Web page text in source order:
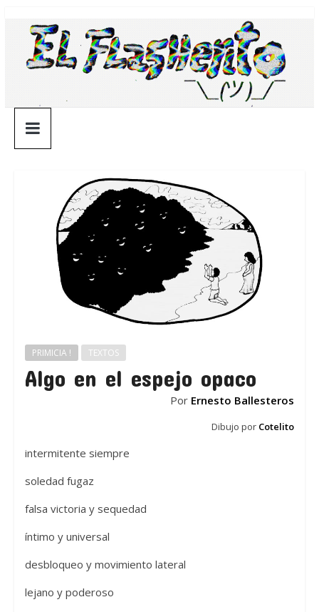
contenido
¯\_(ツ)_/
¯
PRIMICIA ! TEXTOS
Algo en el espejo opaco
Por Ernesto Ballesteros
Dibujo por Cotelito
intermitente siempre
soledad fugaz
falsa victoria y sequedad
íntimo y universal
desbloqueo y movimiento lateral
lejano y poderoso